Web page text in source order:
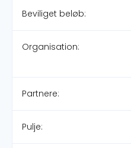
Beviliget beløb:
Organisation:
Partnere:
Pulje: